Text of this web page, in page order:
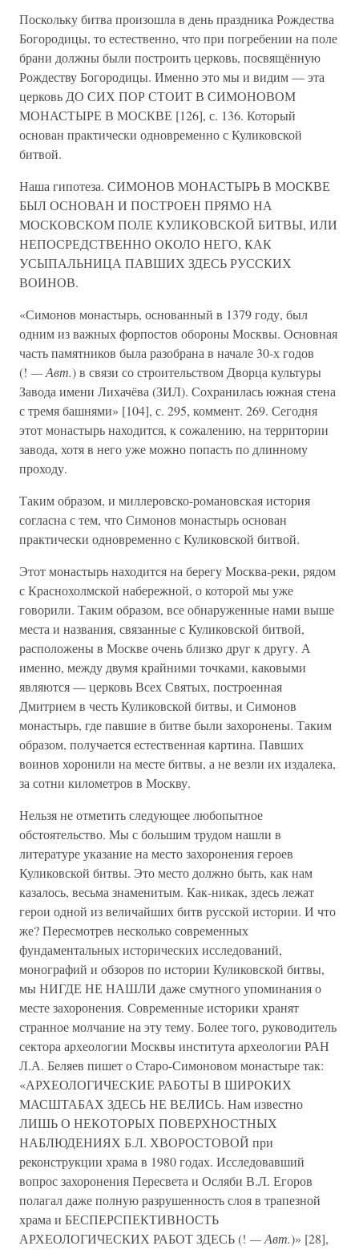
Поскольку битва произошла в день праздника Рождества
Богородицы, то естественно, что при погребении на поле
брани должны были построить церковь, посвящённую
Рождеству Богородицы. Именно это мы и видим — эта
церковь ДО СИХ ПОР СТОИТ В СИМОНОВОМ
МОНАСТЫРЕ В МОСКВЕ [126], с. 136. Который
основан практически одновременно с Куликовской
битвой.
Наша гипотеза. СИМОНОВ МОНАСТЫРЬ В МОСКВЕ
БЫЛ ОСНОВАН И ПОСТРОЕН ПРЯМО НА
МОСКОВСКОМ ПОЛЕ КУЛИКОВСКОЙ БИТВЫ, ИЛИ
НЕПОСРЕДСТВЕННО ОКОЛО НЕГО, КАК
УСЫПАЛЬНИЦА ПАВШИХ ЗДЕСЬ РУССКИХ
ВОИНОВ.
«Симонов монастырь, основанный в 1379 году, был
одним из важных форпостов обороны Москвы. Основная
часть памятников была разобрана в начале 30-х годов
(! — Авт.) в связи со строительством Дворца культуры
Завода имени Лихачёва (ЗИЛ). Сохранилась южная стена
с тремя башнями» [104], с. 295, коммент. 269. Сегодня
этот монастырь находится, к сожалению, на территории
завода, хотя в него уже можно попасть по длинному
проходу.
Таким образом, и миллеровско-романовская история
согласна с тем, что Симонов монастырь основан
практически одновременно с Куликовской битвой.
Этот монастырь находится на берегу Москва-реки, рядом
с Краснохолмской набережной, о которой мы уже
говорили. Таким образом, все обнаруженные нами выше
места и названия, связанные с Куликовской битвой,
расположены в Москве очень близко друг к другу. А
именно, между двумя крайними точками, каковыми
являются — церковь Всех Святых, построенная
Дмитрием в честь Куликовской битвы, и Симонов
монастырь, где павшие в битве были захоронены. Таким
образом, получается естественная картина. Павших
воинов хоронили на месте битвы, а не везли их издалека,
за сотни километров в Москву.
Нельзя не отметить следующее любопытное
обстоятельство. Мы с большим трудом нашли в
литературе указание на место захоронения героев
Куликовской битвы. Это место должно быть, как нам
казалось, весьма знаменитым. Как-никак, здесь лежат
герои одной из величайших битв русской истории. И что
же? Пересмотрев несколько современных
фундаментальных исторических исследований,
монографий и обзоров по истории Куликовской битвы,
мы НИГДЕ НЕ НАШЛИ даже смутного упоминания о
месте захоронения. Современные историки хранят
странное молчание на эту тему. Более того, руководитель
сектора археологии Москвы института археологии РАН
Л.А. Беляев пишет о Старо-Симоновом монастыре так:
«АРХЕОЛОГИЧЕСКИЕ РАБОТЫ В ШИРОКИХ
МАСШТАБАХ ЗДЕСЬ НЕ ВЕЛИСЬ. Нам известно
ЛИШЬ О НЕКОТОРЫХ ПОВЕРХНОСТНЫХ
НАБЛЮДЕНИЯХ Б.Л. ХВОРОСТОВОЙ при
реконструкции храма в 1980 годах. Исследовавший
вопрос захоронения Пересвета и Осляби В.Л. Егоров
полагал даже полную разрушенность слоя в трапезной
храма и БЕСПЕРСПЕКТИВНОСТЬ
АРХЕОЛОГИЧЕСКИХ РАБОТ ЗДЕСЬ (! — Авт.)» [28],